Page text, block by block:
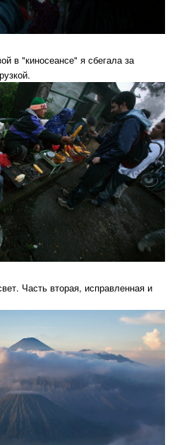
в "киносеансе" я сбегала за
Часть вторая, исправленная и